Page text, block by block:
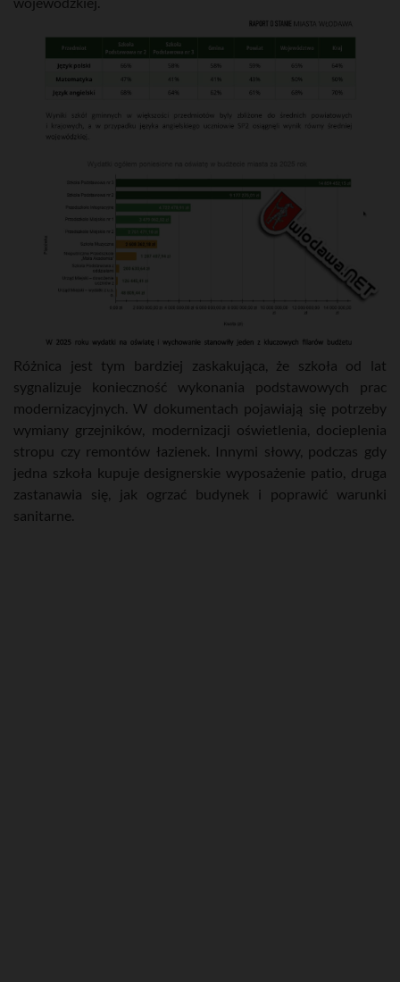
Różnica jest tym bardziej zaskakująca, że szkoła od lat
sygnalizuje konieczność wykonania podstawowych prac
modernizacyjnych. W dokumentach pojawiają się potrzeby
wymiany grzejników, modernizacji oświetlenia, docieplenia
stropu czy remontów łazienek. Innymi słowy, podczas gdy
jedna szkoła kupuje designerskie wyposażenie patio, druga
zastanawia się, jak ogrzać budynek i poprawić warunki
sanitarne.